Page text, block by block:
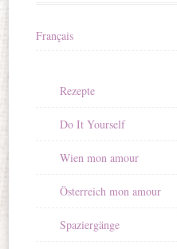
Français
Rezepte
Do It Yourself
Wien mon amour
Österreich mon amour
Spaziergänge